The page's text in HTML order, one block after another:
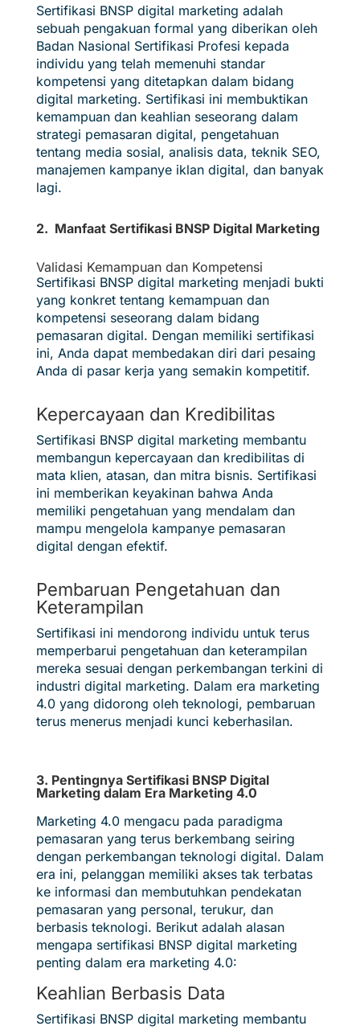
Sertifikasi BNSP digital marketing adalah
sebuah pengakuan formal yang diberikan oleh
Badan Nasional Sertifikasi Profesi kepada
individu yang telah memenuhi standar
kompetensi yang ditetapkan dalam bidang
digital marketing. Sertifikasi ini membuktikan
kemampuan dan keahlian seseorang dalam
strategi pemasaran digital, pengetahuan
tentang media sosial, analisis data, teknik SEO,
manajemen kampanye iklan digital, dan banyak
lagi.
2. Manfaat Sertifikasi BNSP Digital Marketing
Validasi Kemampuan dan Kompetensi
Sertifikasi BNSP digital marketing menjadi bukti
yang konkret tentang kemampuan dan
kompetensi seseorang dalam bidang
pemasaran digital. Dengan memiliki sertifikasi
ini, Anda dapat membedakan diri dari pesaing
Anda di pasar kerja yang semakin kompetitif.
Kepercayaan dan Kredibilitas
Sertifikasi BNSP digital marketing membantu
membangun kepercayaan dan kredibilitas di
mata klien, atasan, dan mitra bisnis. Sertifikasi
ini memberikan keyakinan bahwa Anda
memiliki pengetahuan yang mendalam dan
mampu mengelola kampanye pemasaran
digital dengan efektif.
Pembaruan Pengetahuan dan
Keterampilan
Sertifikasi ini mendorong individu untuk terus
memperbarui pengetahuan dan keterampilan
mereka sesuai dengan perkembangan terkini di
industri digital marketing. Dalam era marketing
4.0 yang didorong oleh teknologi, pembaruan
terus menerus menjadi kunci keberhasilan.
3. Pentingnya Sertifikasi BNSP Digital
Marketing dalam Era Marketing 4.0
Marketing 4.0 mengacu pada paradigma
pemasaran yang terus berkembang seiring
dengan perkembangan teknologi digital. Dalam
era ini, pelanggan memiliki akses tak terbatas
ke informasi dan membutuhkan pendekatan
pemasaran yang personal, terukur, dan
berbasis teknologi. Berikut adalah alasan
mengapa sertifikasi BNSP digital marketing
penting dalam era marketing 4.0:
Keahlian Berbasis Data
Sertifikasi BNSP digital marketing membantu